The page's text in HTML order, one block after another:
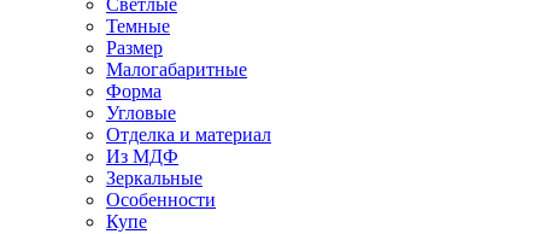
Светлые
Темные
Размер
Малогабаритные
Форма
Угловые
Отделка и материал
Из МДФ
Зеркальные
Особенности
Купе